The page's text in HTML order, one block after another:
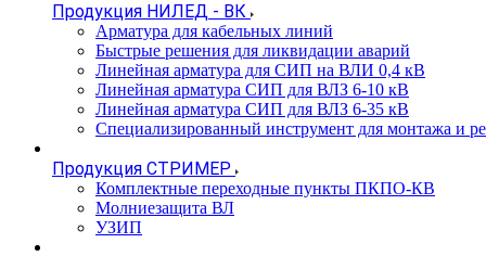
Продукция НИЛЕД - ВК
Арматура для кабельных линий
Быстрые решения для ликвидации аварий
Линейная арматура для СИП на ВЛИ 0,4 кВ
Линейная арматура СИП для ВЛЗ 6-10 кВ
Линейная арматура СИП для ВЛЗ 6-35 кВ
Специализированный инструмент для монтажа и
Продукция СТРИМЕР
Комплектные переходные пункты ПКПО-КВ
Молниезащита ВЛ
УЗИП